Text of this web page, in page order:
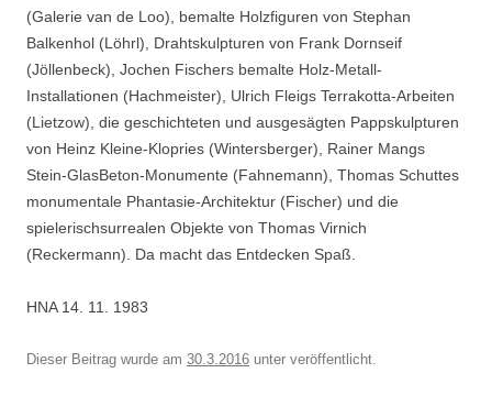
(Galerie van de Loo), bemalte Holzfiguren von Stephan
Balkenhol (Löhrl), Drahtskulpturen von Frank Dornseif
(Jöllenbeck), Jochen Fischers bemalte Holz-Metall-
Installationen (Hachmeister), Ulrich Fleigs Terrakotta-Arbeiten
(Lietzow), die geschichteten und ausgesägten Pappskulpturen
von Heinz Kleine-Klopries (Wintersberger), Rainer Mangs
Stein-GlasBeton-Monumente (Fahnemann), Thomas Schuttes
monumentale Phantasie-Architektur (Fischer) und die
spielerischsurrealen Objekte von Thomas Virnich
(Reckermann). Da macht das Entdecken Spaß.
HNA 14. 11. 1983
Dieser Beitrag wurde am 30.3.2016 unter veröffentlicht.